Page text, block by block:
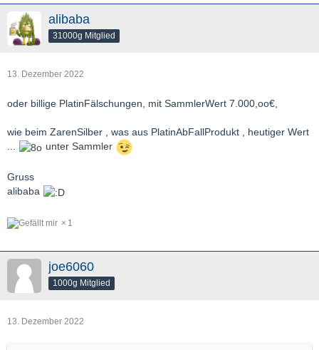
alibaba
31000g Mitglied
13. Dezember 2022
oder billige PlatinFälschungen, mit SammlerWert 7.000,oo€,
wie beim ZarenSilber , was aus PlatinAbFallProdukt , heutiger Wert
...
unter Sammler
Gruss
alibaba
1
joe6060
1000g Mitglied
13. Dezember 2022